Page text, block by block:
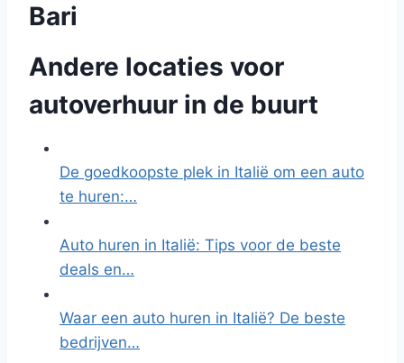
Bari
Andere locaties voor
autoverhuur in de buurt
De goedkoopste plek in Italië om een auto
te huren:…
Auto huren in Italië: Tips voor de beste
deals en…
Waar een auto huren in Italië? De beste
bedrijven…